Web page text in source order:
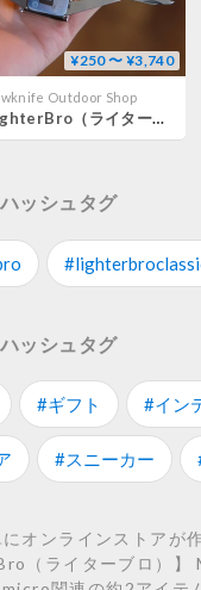
¥250 〜 ¥3,740
Outdoor Shop
【LighterBro（ライターブロ）】 CLASSIC （クラシック）
ッシュタグ
ッシュタグ
#ギフト #イン
#スニーカー
オンラインストアが
（ライターブロ）